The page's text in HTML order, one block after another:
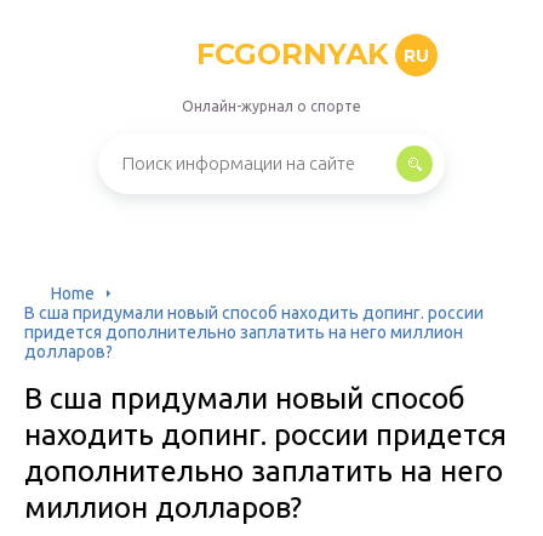
FCGORNYAK RU
Онлайн-журнал о спорте
Home
В сша придумали новый способ находить допинг. россии
придется дополнительно заплатить на него миллион
долларов?
В сша придумали новый способ
находить допинг. россии придется
дополнительно заплатить на него
миллион долларов?